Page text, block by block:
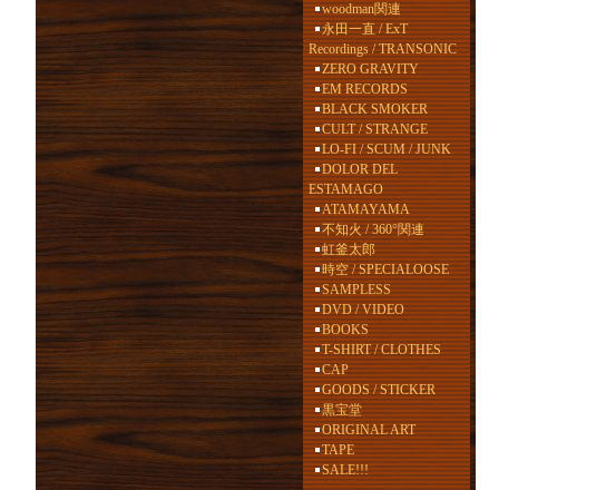
woodman関連
永田一直 / ExT
Recordings / TRANSONIC
ZERO GRAVITY
EM RECORDS
BLACK SMOKER
CULT / STRANGE
LO-FI / SCUM / JUNK
DOLOR DEL
ESTAMAGO
ATAMAYAMA
不知火 / 360°関連
虹釜太郎
時空 / SPECIALOOSE
SAMPLESS
DVD / VIDEO
BOOKS
T-SHIRT / CLOTHES
CAP
GOODS / STICKER
黒宝堂
ORIGINAL ART
TAPE
SALE!!!